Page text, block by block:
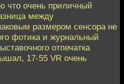
что очень приличный
между
размером сенсора не
фотика и журнальный
отпечатка
17-55 VR очень